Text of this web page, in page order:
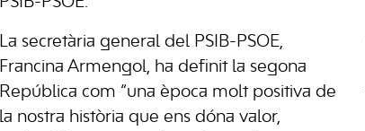
La secretària general del PSIB-PSOE,
Francina Armengol, ha definit la segona
República com “una època molt positiva de
la nostra història que ens dóna valor,